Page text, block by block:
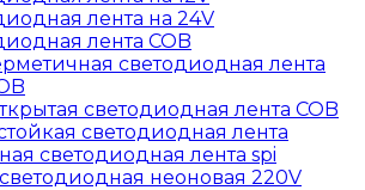
лента на 24V
лента COB
светодиодная лента
светодиодная лента COB
светодиодная лента
светодиодная лента spi
неоновая 220V